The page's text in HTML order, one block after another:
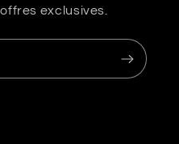
exclusives.